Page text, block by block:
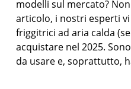
modelli sul mercato?
articolo, i nostri esperti
friggitrici ad aria calda
acquistare nel 2025.
da usare e, soprattutto,